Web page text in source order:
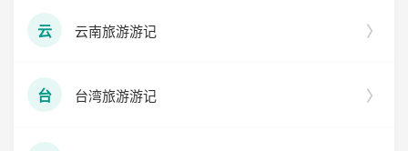
云 云南旅游游记
台 台湾旅游游记